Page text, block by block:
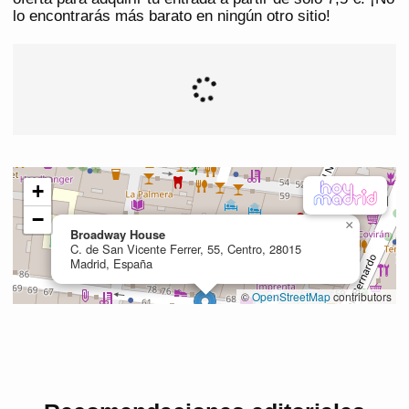
lo encontrarás más barato en ningún otro sitio!